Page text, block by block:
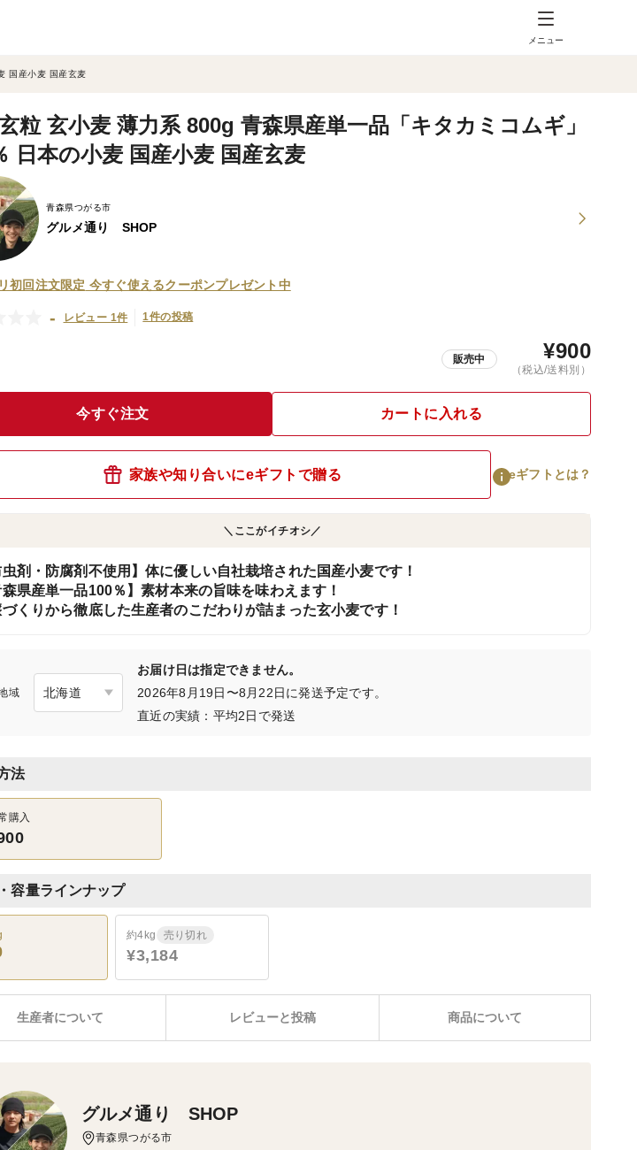
メニュー
国産小麦 国産玄麦
粒 玄小麦 薄力系 800g 青森県産単一品「キタカミコムギ」
日本の小麦 国産小麦 国産玄麦
青森県つがる市
グルメ通り SHOP
初回注文限定 今すぐ使えるクーポンプレゼント中
- レビュー 1件 1件の投稿
販売中 ¥900
（税込/送料別）
今すぐ注文 カートに入れる
家族や知り合いにeギフトで贈る eギフトとは？
＼ここがイチオシ／
虫剤・防腐剤不使用】体に優しい自社栽培された国産小麦です！
森県産単一品100％】素材本来の旨味を味わえます！
くりから徹底した生産者のこだわりが詰まった玄小麦です！
域
お届け日は指定できません。
2026年8月19日〜8月22日に発送予定です。
直近の実績：平均2日で発送
法
購入
容量ラインナップ
約4kg 売り切れ
¥3,184
レビューと投稿 商品について
生産者について
グルメ通り SHOP
青森県つがる市